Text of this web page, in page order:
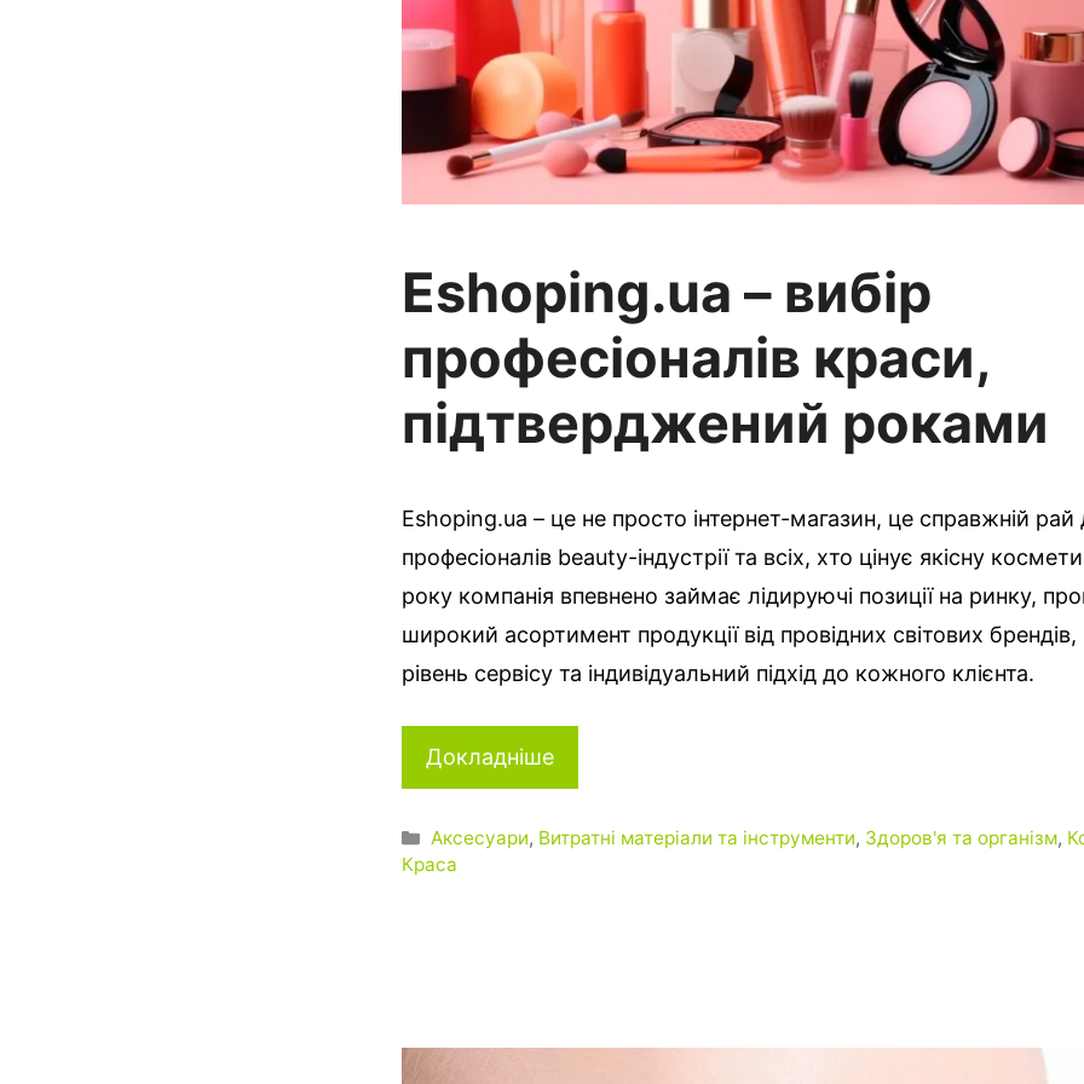
Eshoping.ua – вибір
професіоналів краси,
підтверджений роками
Eshoping.ua – це не просто інтернет-магазин, це справжній рай
професіоналів beauty-індустрії та всіх, хто цінує якісну
року компанія впевнено займає лідируючі позиції на ринку,
широкий асортимент продукції від провідних світових
рівень сервісу та індивідуальний підхід до кожного клієнта.
Докладніше
Категорії
Аксесуари, Витратні матеріали та інструменти, Здоров'я та організм,
Краса